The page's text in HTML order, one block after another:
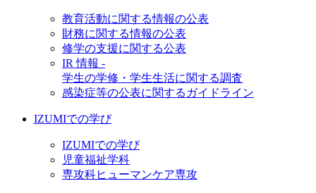
教育活動に関する情報の公表
財務に関する情報の公表
修学の支援に関する公表
IR 情報 -
学生の学修・学生生活に関する調査
感染症等の公表に関するガイドライン
IZUMIでの学び
IZUMIでの学び
児童福祉学科
専攻科ヒューマンケア専攻